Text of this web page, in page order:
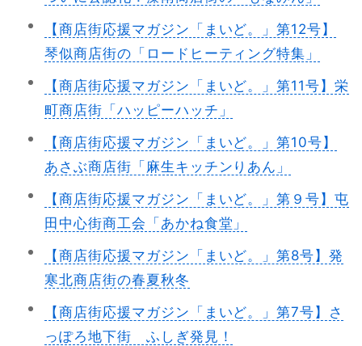
【商店街応援マガジン「まいど。」第12号】
琴似商店街の「ロードヒーティング特集」
【商店街応援マガジン「まいど。」第11号】栄
町商店街「ハッピーハッチ」
【商店街応援マガジン「まいど。」第10号】
あさぶ商店街「麻生キッチンりあん」
【商店街応援マガジン「まいど。」第９号】屯
田中心街商工会「あかね食堂」
【商店街応援マガジン「まいど。」第8号】発
寒北商店街の春夏秋冬
【商店街応援マガジン「まいど。」第7号】さ
っぽろ地下街 ふしぎ発見！